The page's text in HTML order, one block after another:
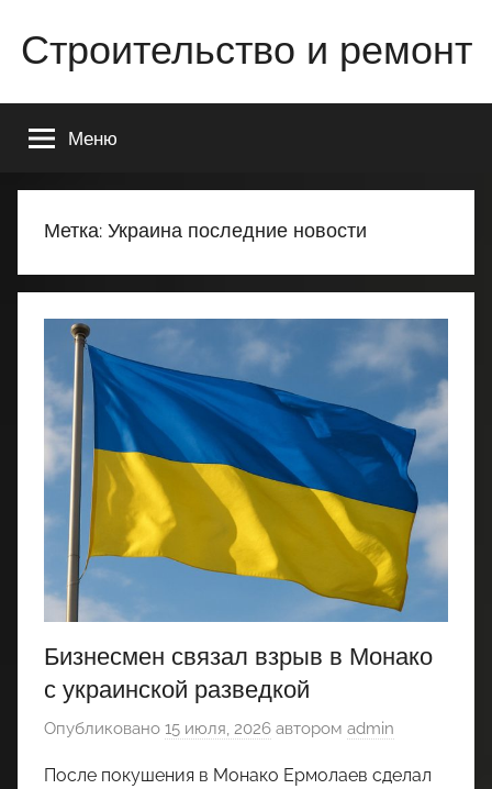
содержимому
Строительство и ремонт
строительстве
ремонте
Вашего
или
Меню
Метка: Украина последние новости
Бизнесмен связал взрыв в Монако
с украинской разведкой
Опубликовано 15 июля, 2026 автором admin
После покушения в Монако Ермолаев сделал